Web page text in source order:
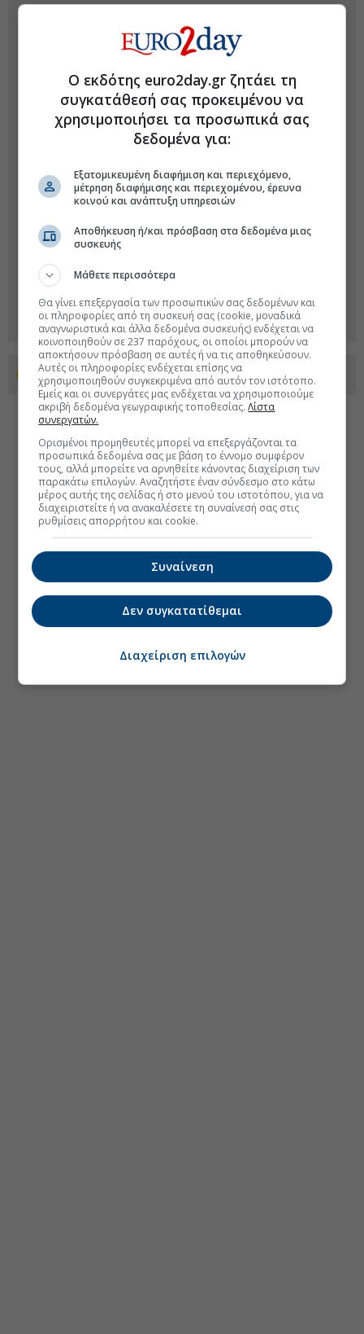
Προσθέστε το euro2day.gr στο Discover
Ο εκδότης euro2day.gr ζητάει τη
συγκατάθεσή σας προκειμένου να
χρησιμοποιήσει τα προσωπικά σας
δεδομένα για:
Εξατομικευμένη διαφήμιση και περιεχόμενο,
μέτρηση διαφήμισης και περιεχομένου, έρευνα
κοινού και ανάπτυξη υπηρεσιών
Αποθήκευση ή/και πρόσβαση στα δεδομένα μιας
συσκευής
Μάθετε περισσότερα
Θα γίνει επεξεργασία των προσωπικών σας δεδομένων και
οι πληροφορίες από τη συσκευή σας (cookie, μοναδικά
αναγνωριστικά και άλλα δεδομένα συσκευής) ενδέχεται να
κοινοποιηθούν σε 237 παρόχους, οι οποίοι μπορούν να
αποκτήσουν πρόσβαση σε αυτές ή να τις αποθηκεύσουν.
Αυτές οι πληροφορίες ενδέχεται επίσης να
χρησιμοποιηθούν συγκεκριμένα από αυτόν τον ιστότοπο.
Εμείς και οι συνεργάτες μας ενδέχεται να χρησιμοποιούμε
ακριβή δεδομένα γεωγραφικής τοποθεσίας.Λίστα
συνεργατών.
Ορισμένοι προμηθευτές μπορεί να επεξεργάζονται τα
προσωπικά δεδομένα σας με βάση το έννομο συμφέρον
τους, αλλά μπορείτε να αρνηθείτε κάνοντας διαχείριση των
παρακάτω επιλογών. Αναζητήστε έναν σύνδεσμο στο κάτω
μέρος αυτής της σελίδας ή στο μενού του ιστοτόπου, για να
διαχειριστείτε ή να ανακαλέσετε τη συναίνεσή σας στις
ρυθμίσεις απορρήτου και cookie.
Συναίνεση
Δεν συγκατατίθεμαι
Διαχείριση επιλογών